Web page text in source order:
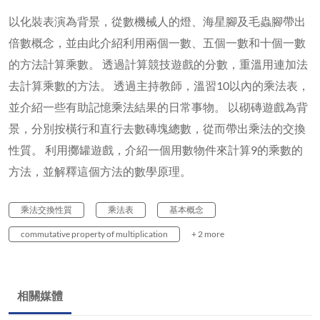
以化裝表演為背景，從數機械人的燈、海星腳及毛蟲腳帶出
倍數概念，並由此介紹利用兩個一數、五個一數和十個一數
的方法計算乘數。 透過計算競技遊戲的分數，重溫用連加法
去計算乘數的方法。 透過主持教師，溫習10以內的乘法表，
並介紹一些有助記憶乘法結果的日常事物。 以砌磚遊戲為背
景，分別按橫行和直行去數磚塊總數，從而帶出乘法的交換
性質。 利用擲罐遊戲，介紹一個用數物件來計算9的乘數的
方法，並解釋這個方法的數學原理。
乘法交換性質 乘法表 基本概念
commutative property of multiplication + 2 more
相關媒體